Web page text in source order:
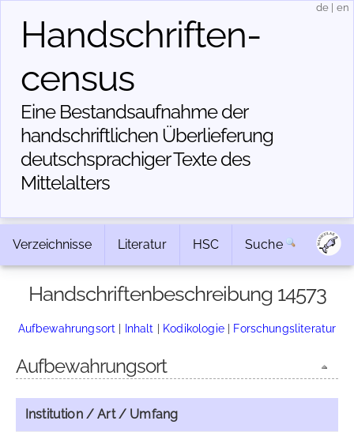
Handschriften­
census
Eine Bestandsaufnahme der
handschriftlichen Über­lieferung
deutschsprachiger Texte des
Mittelalters
de en
Verzeichnisse Literatur HSC Suche
Handschriftenbeschreibung 14573
Aufbewahrungsort | Inhalt | Kodikologie| Forschungsliteratur
Aufbewahrungsort
Institution / Art / Umfang